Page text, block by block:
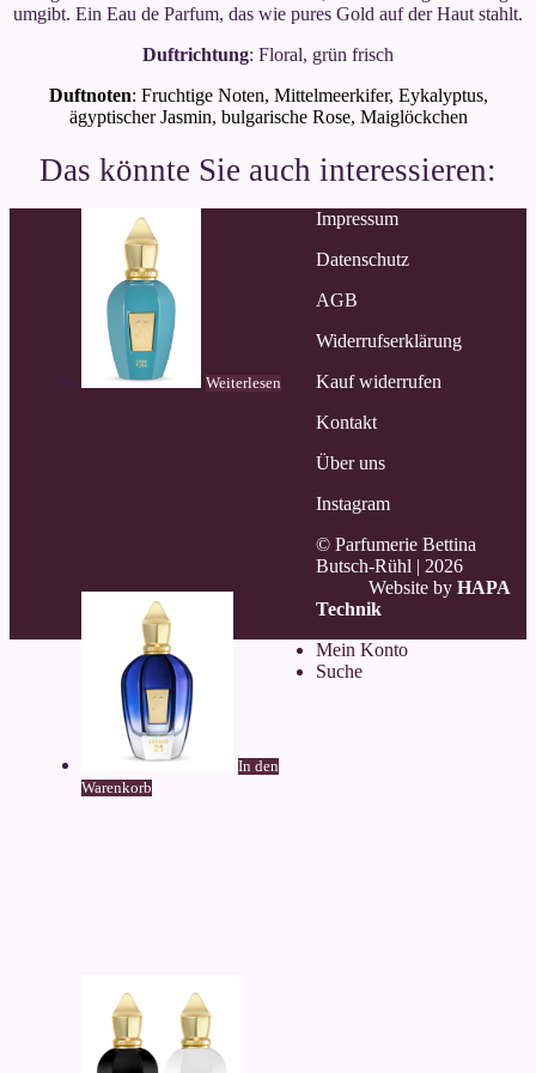
umgibt. Ein Eau de Parfum, das wie pures Gold auf der Haut stahlt.
Duftrichtung: Floral, grün frisch
Duftnoten: Fruchtige Noten, Mittelmeerkifer, Eykalyptus,
ägyptischer Jasmin, bulgarische Rose, Maiglöckchen
Weiterlesen
In den
Warenkorb
Impressum
Datenschutz
AGB
Widerrufserklärung
Kauf widerrufen
Kontakt
Über uns
Instagram
© Parfumerie Bettina
Butsch-Rühl | 2026
Website byHAPA
Technik
Mein Konto
Suche